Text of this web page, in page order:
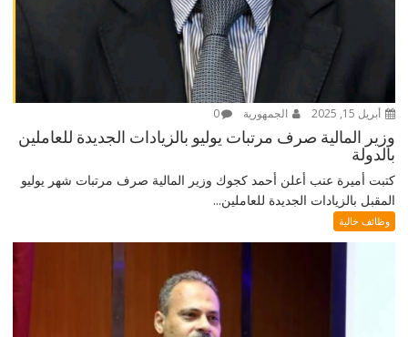
أبريل 15, 2025 الجمهورية 0
وزير المالية صرف مرتبات يوليو بالزيادات الجديدة للعاملين
بالدولة
كتبت أميرة عنب أعلن أحمد كجوك وزير المالية صرف مرتبات شهر يوليو
المقبل بالزيادات الجديدة للعاملين...
وظائف خالية